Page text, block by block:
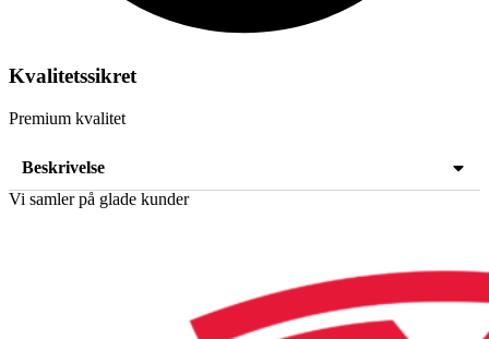
Kvalitetssikret
Premium kvalitet
Beskrivelse
Vi samler på glade kunder